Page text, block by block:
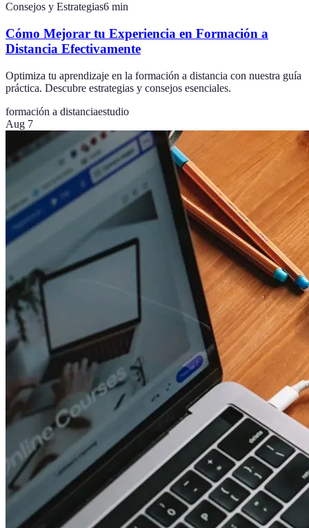
Consejos y Estrategias6 min
Cómo Mejorar tu Experiencia en Formación a
Distancia Efectivamente
Optimiza tu aprendizaje en la formación a distancia con nuestra guía
práctica. Descubre estrategias y consejos esenciales.
formación a distanciaestudio
Aug 7